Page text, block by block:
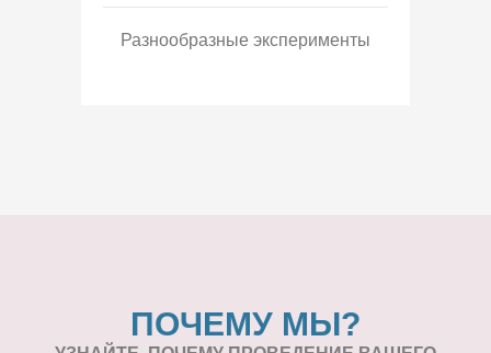
Разнообразные эксперименты
ПОЧЕМУ МЫ?